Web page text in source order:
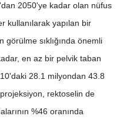
2050'ye kadar olan nüfus
kullanılarak yapılan bir
görülme sıklığında önemli
en az bir pelvik taban
28.1 milyondan 43.8
rektoselin de
%46 oranında